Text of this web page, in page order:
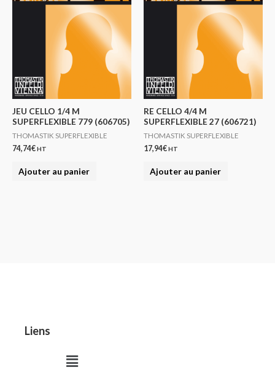
JEU CELLO 1/4 M
SUPERFLEXIBLE 779 (606705)
THOMASTIK SUPERFLEXIBLE
74,74€HT
Ajouter au panier
RE CELLO 4/4 M
SUPERFLEXIBLE 27 (606721)
THOMASTIK SUPERFLEXIBLE
17,94€HT
Ajouter au panier
Liens
Menu